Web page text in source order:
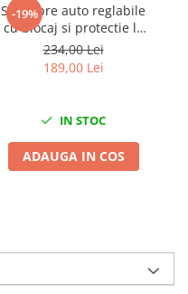
-19%
Set capre auto reglabile
cu blocaj si protectie la
prag 3T
234,00 Lei
189,00 Lei
IN STOC
ADAUGA IN COS